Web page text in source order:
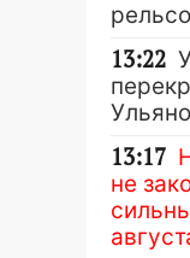
13:22
13:17
не